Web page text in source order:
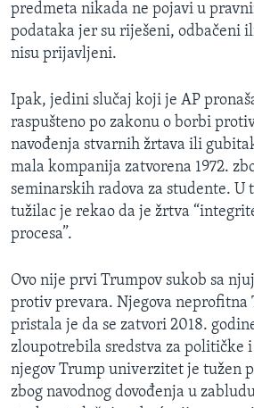
predmeta nikada ne pojavi u
podataka jer su riješeni, odbačeni
nisu prijavljeni.
Ipak, jedini slučaj koji je AP
raspušteno po zakonu o borbi
navođenja stvarnih žrtava ili
mala kompanija zatvorena 1972.
seminarskih radova za studente. U
tužilac je rekao da je žrtva
procesa”.
Ovo nije prvi Trumpov sukob sa
protiv prevara. Njegova neprofitna
pristala je da se zatvori 2018.
zloupotrebila sredstva za političke
njegov Trump univerzitet je tužen
zbog navodnog dovođenja u